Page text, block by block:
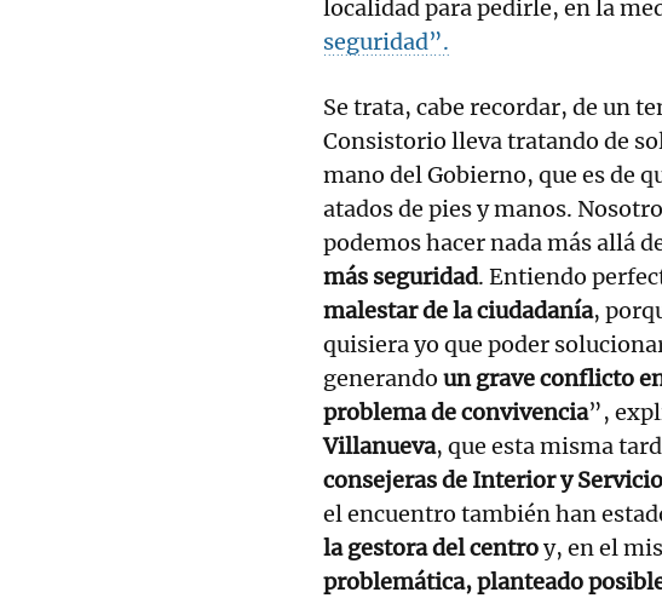
localidad para pedirle, en la
seguridad”.
Se trata, cabe recordar, de un
Consistorio lleva tratando de
mano del Gobierno, que es de
atados de pies y manos.
podemos hacer nada más allá
más seguridad. Entiendo
malestar de la ciudadanía,
quisiera yo que poder
generando un grave conflicto
problema de convivencia”,
Villanueva, que esta misma
consejeras de Interior y
el encuentro también han
la gestora del centroy, en el
problemática, planteado